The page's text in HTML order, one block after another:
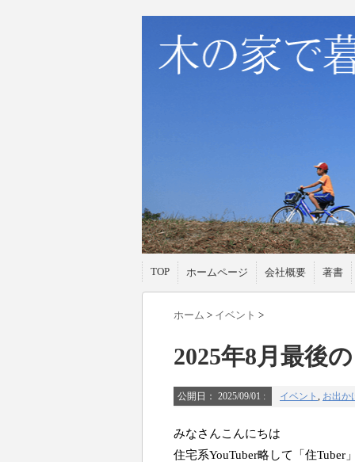
TOP ホームページ 会社概要 著書
ホーム > イベント >
2025年8月最後
公開日： 2025/09/01 : イベント , お出か
みなさんこんにちは
住宅系YouTuber略して「住Tuber